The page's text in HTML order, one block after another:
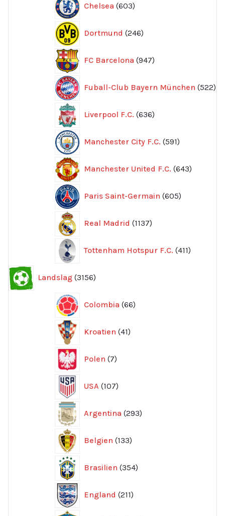
Chelsea 603
produkter
Dortmund 246
produkter
FC Barcelona 947
produkter
Fuball-Club Bayern München 522
Liverpool F.C. 636
produkter
Manchester City F.C. 591
produkter
Manchester United F.C. 643
Paris Saint-Germain 605
produkter
Real Madrid 1137
produkter
Tottenham Hotspur F.C. 411
produkter
Landslag 3156
produkter
Colombia 66
produkter
Kroatien 41
produkter
Polen 7
produkter
USA 107
produkter
Argentina 293
produkter
Belgien 133
produkter
Brasilien 354
produkter
England 211
produkter